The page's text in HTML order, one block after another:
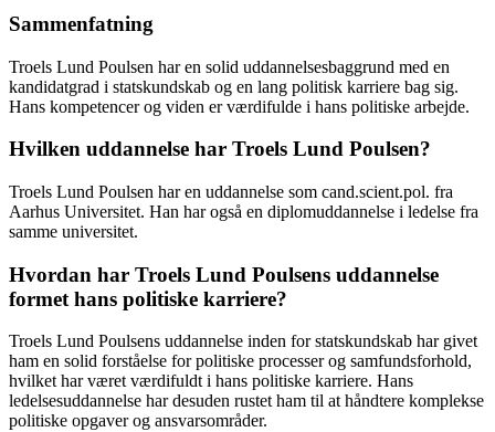
Sammenfatning
Troels Lund Poulsen har en solid uddannelsesbaggrund med en
kandidatgrad i statskundskab og en lang politisk karriere bag sig.
Hans kompetencer og viden er værdifulde i hans politiske arbejde.
Hvilken uddannelse har Troels Lund Poulsen?
Troels Lund Poulsen har en uddannelse som cand.scient.pol. fra
Aarhus Universitet. Han har også en diplomuddannelse i ledelse fra
samme universitet.
Hvordan har Troels Lund Poulsens uddannelse
formet hans politiske karriere?
Troels Lund Poulsens uddannelse inden for statskundskab har givet
ham en solid forståelse for politiske processer og samfundsforhold,
hvilket har været værdifuldt i hans politiske karriere. Hans
ledelsesuddannelse har desuden rustet ham til at håndtere komplekse
politiske opgaver og ansvarsområder.